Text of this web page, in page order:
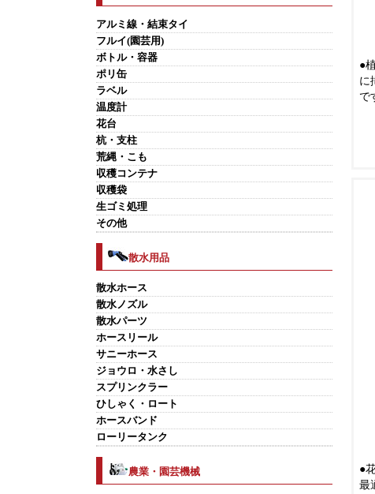
アルミ線・結束タイ
フルイ(園芸用)
ボトル・容器
ポリ缶
ラベル
温度計
花台
杭・支柱
荒縄・こも
収穫コンテナ
収穫袋
生ゴミ処理
その他
散水用品
散水ホース
散水ノズル
散水パーツ
ホースリール
サニーホース
ジョウロ・水さし
スプリンクラー
ひしゃく・ロート
ホースバンド
ローリータンク
農業・園芸機械
●
に
で
●
最